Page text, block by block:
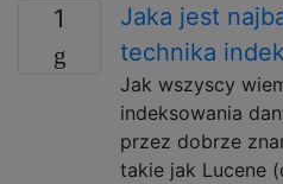
1
Jaka jest
technika
Jak wszyscy
indeksowania
przez dobrze
takie jak Lucene